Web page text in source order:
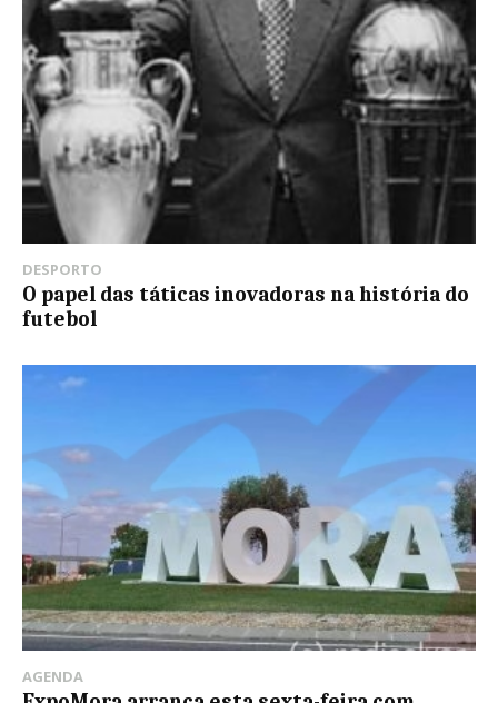
DESPORTO
O papel das táticas inovadoras na história do
futebol
AGENDA